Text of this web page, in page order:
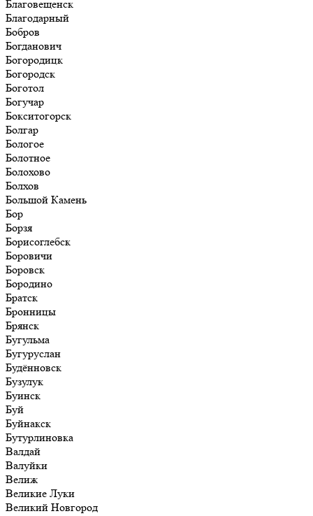
Благовещенск
Благодарный
Бобров
Богданович
Богородицк
Богородск
Боготол
Богучар
Бокситогорск
Болгар
Бологое
Болотное
Болохово
Болхов
Большой Камень
Бор
Борзя
Борисоглебск
Боровичи
Боровск
Бородино
Братск
Бронницы
Брянск
Бугульма
Бугуруслан
Будённовск
Бузулук
Буинск
Буй
Буйнакск
Бутурлиновка
Валдай
Валуйки
Велиж
Великие Луки
Великий Новгород